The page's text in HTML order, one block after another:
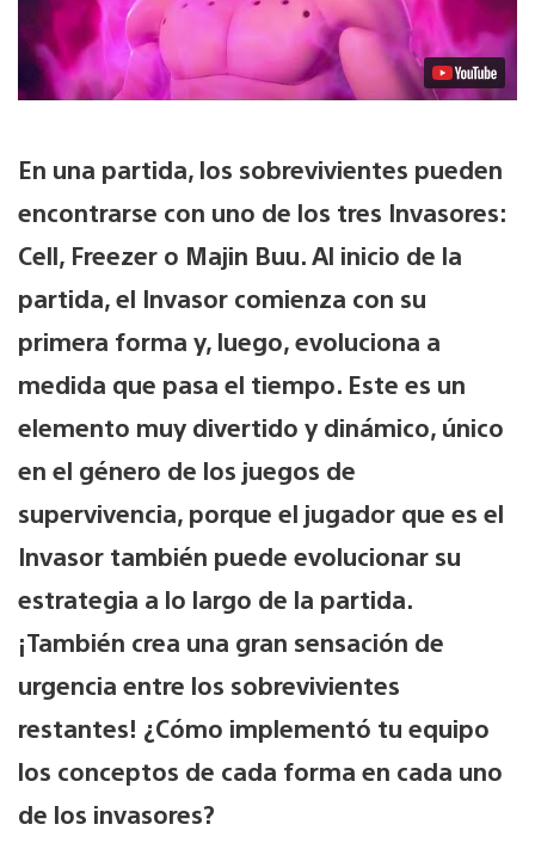
En una partida, los sobrevivientes pueden
encontrarse con uno de los tres Invasores:
Cell, Freezer o Majin Buu. Al inicio de la
partida, el Invasor comienza con su
primera forma y, luego, evoluciona a
medida que pasa el tiempo. Este es un
elemento muy divertido y dinámico, único
en el género de los juegos de
supervivencia, porque el jugador que es el
Invasor también puede evolucionar su
estrategia a lo largo de la partida.
¡También crea una gran sensación de
urgencia entre los sobrevivientes
restantes! ¿Cómo implementó tu equipo
los conceptos de cada forma en cada uno
de los invasores?